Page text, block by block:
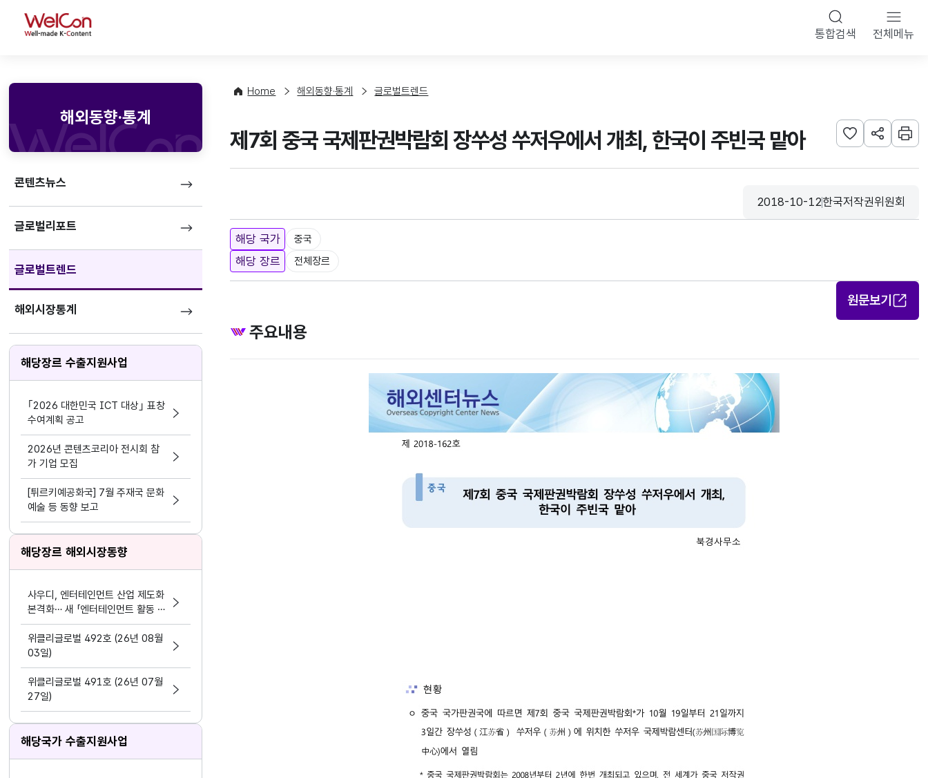
WelCon 통합검색 전체메뉴
해외동향·통계
콘텐츠뉴스
글로벌리포트
글로벌트렌드
해외시장통계
해당장르 수출지원사업
｢2026 대한민국 ICT 대상｣ 표창
수여계획 공고
2026년 콘텐츠코리아 전시회 참
가 기업 모집
[튀르키예공화국] 7월 주재국 문화
예술 등 동향 보고
해당장르 해외시장동향
사우디, 엔터테인먼트 산업 제도화
본격화… 새 「엔터테인먼트 활동 및
지원 활동법」 제정
위클리글로벌 492호 (26년 08월
03일)
위클리글로벌 491호 (26년 07월
27일)
해당국가 수출지원사업
Home 해외동향·통계 글로벌트렌드
제7회 중국 국제판권박람회 장쑤성 쑤저우에서 개최, 한국이 주빈국 맡아 관심사 등록하기
URL 공유하
인쇄
등록일
2018-10-12
수집기관
한국저작권위원회
해당 국가 중국
해당 장르 전체장르
원문보기
주요내용